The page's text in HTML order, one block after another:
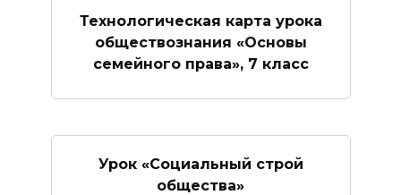
Технологическая карта урока
обществознания «Основы
семейного права», 7 класс
Урок «Социальный строй
общества»